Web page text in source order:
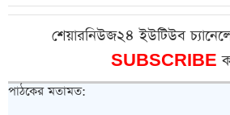
শেয়ারনিউজ২৪ ইউটিউব
SUBSCRIBE
পাঠকের মতামত: